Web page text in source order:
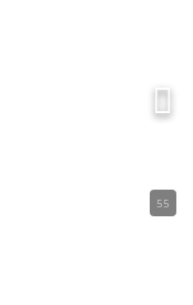
55